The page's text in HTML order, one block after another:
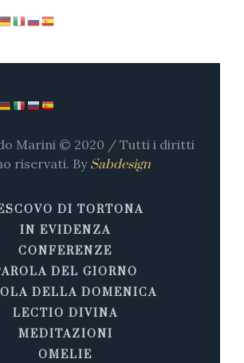
Marini © 2020 / Tutti i diritti
riservati. BySabdesign
DI TORTONA
IN EVIDENZA
CONFERENZE
DEL GIORNO
DELLA DOMENICA
LECTIO DIVINA
MEDITAZIONI
OMELIE